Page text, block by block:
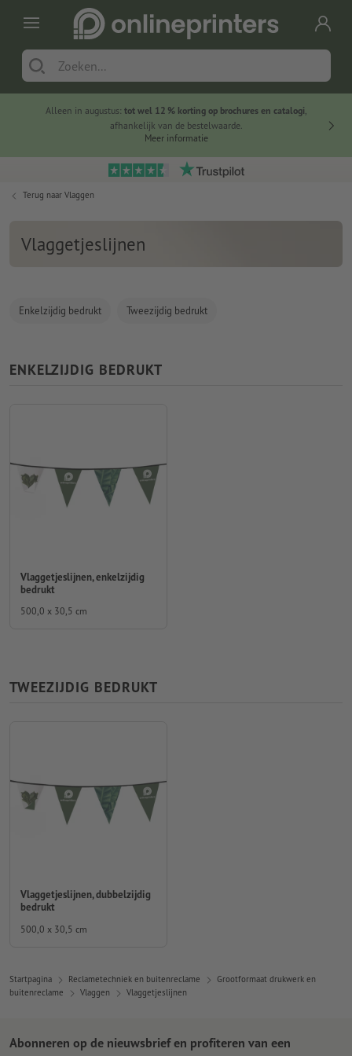
Alleen in augustus: tot wel 12 % korting op brochures en catalogi,
afhankelijk van de bestelwaarde.
Meer informatie
Terug naar Vlaggen
Vlaggetjeslijnen
Enkelzijdig bedrukt Tweezijdig bedrukt
ENKELZIJDIG BEDRUKT
Vlaggetjeslijnen, enkelzijdig
bedrukt
500,0 x 30,5 cm
TWEEZIJDIG BEDRUKT
Vlaggetjeslijnen, dubbelzijdig
bedrukt
500,0 x 30,5 cm
Startpagina Reclametechniek en buitenreclame
Grootformaat drukwerk en
buitenreclame
Vlaggen Vlaggetjeslijnen
Abonneren op de nieuwsbrief en profiteren van een